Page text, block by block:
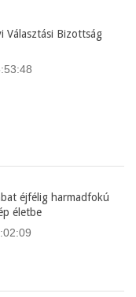
Választási Bizottság
éjfélig harmadfokú
életbe